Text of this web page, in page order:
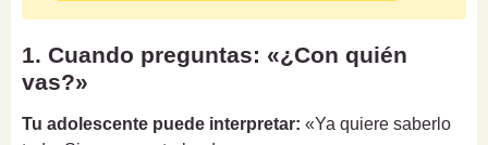
1. Cuando preguntas: «¿Con quién
vas?»
Tu adolescente puede interpretar: «Ya quiere saberlo